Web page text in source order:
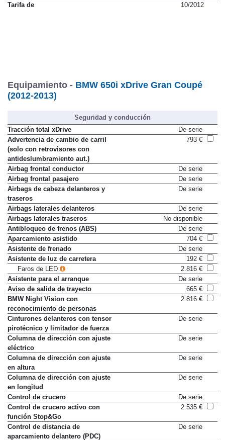
Impuesto de matriculación
14,75 %
Equipamiento -
BMW 650i xDrive Gran Coupé
(2012-2013)
Seguridad y conducción
Tracción total xDrive
De serie
Advertencia de cambio de carril
(solo con retrovisores con
antideslumbramiento aut.)
Airbag frontal conductor
De serie
Airbag frontal pasajero
De serie
Airbags de cabeza delanteros y
traseros
Airbags laterales delanteros
De serie
Airbags laterales traseros
No disponible
Antibloqueo de frenos (ABS)
De serie
Aparcamiento asistido
704 €
Asistente de frenado
De serie
Asistente de luz de carretera
192 €
Faros de LED
2.816 €
Asistente para el arranque
De serie
Aviso de salida de trayecto
665 €
BMW Night Vision con
reconocimiento de personas
Cinturones delanteros con tensor
pirotécnico y limitador de fuerza
Columna de dirección con ajuste
eléctrico
Columna de dirección con ajuste
en altura
Columna de dirección con ajuste
en longitud
Control de crucero
De serie
Control de crucero activo con
función Stop&Go
Control de distancia de